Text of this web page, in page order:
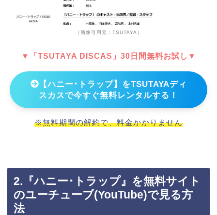
（画像引用元：TSUTAYA）
▼「TSUTAYA DISCAS」30日間無料お試し▼
【ハニー･トラップ】をTSUTAYAディ
スカスで今すぐ無料レンタルする！
※無料期間の解約で、料金かかりません
2.『ハニー･トラップ』を無料サイト
のユーチューブ(YouTube)で見る方
法